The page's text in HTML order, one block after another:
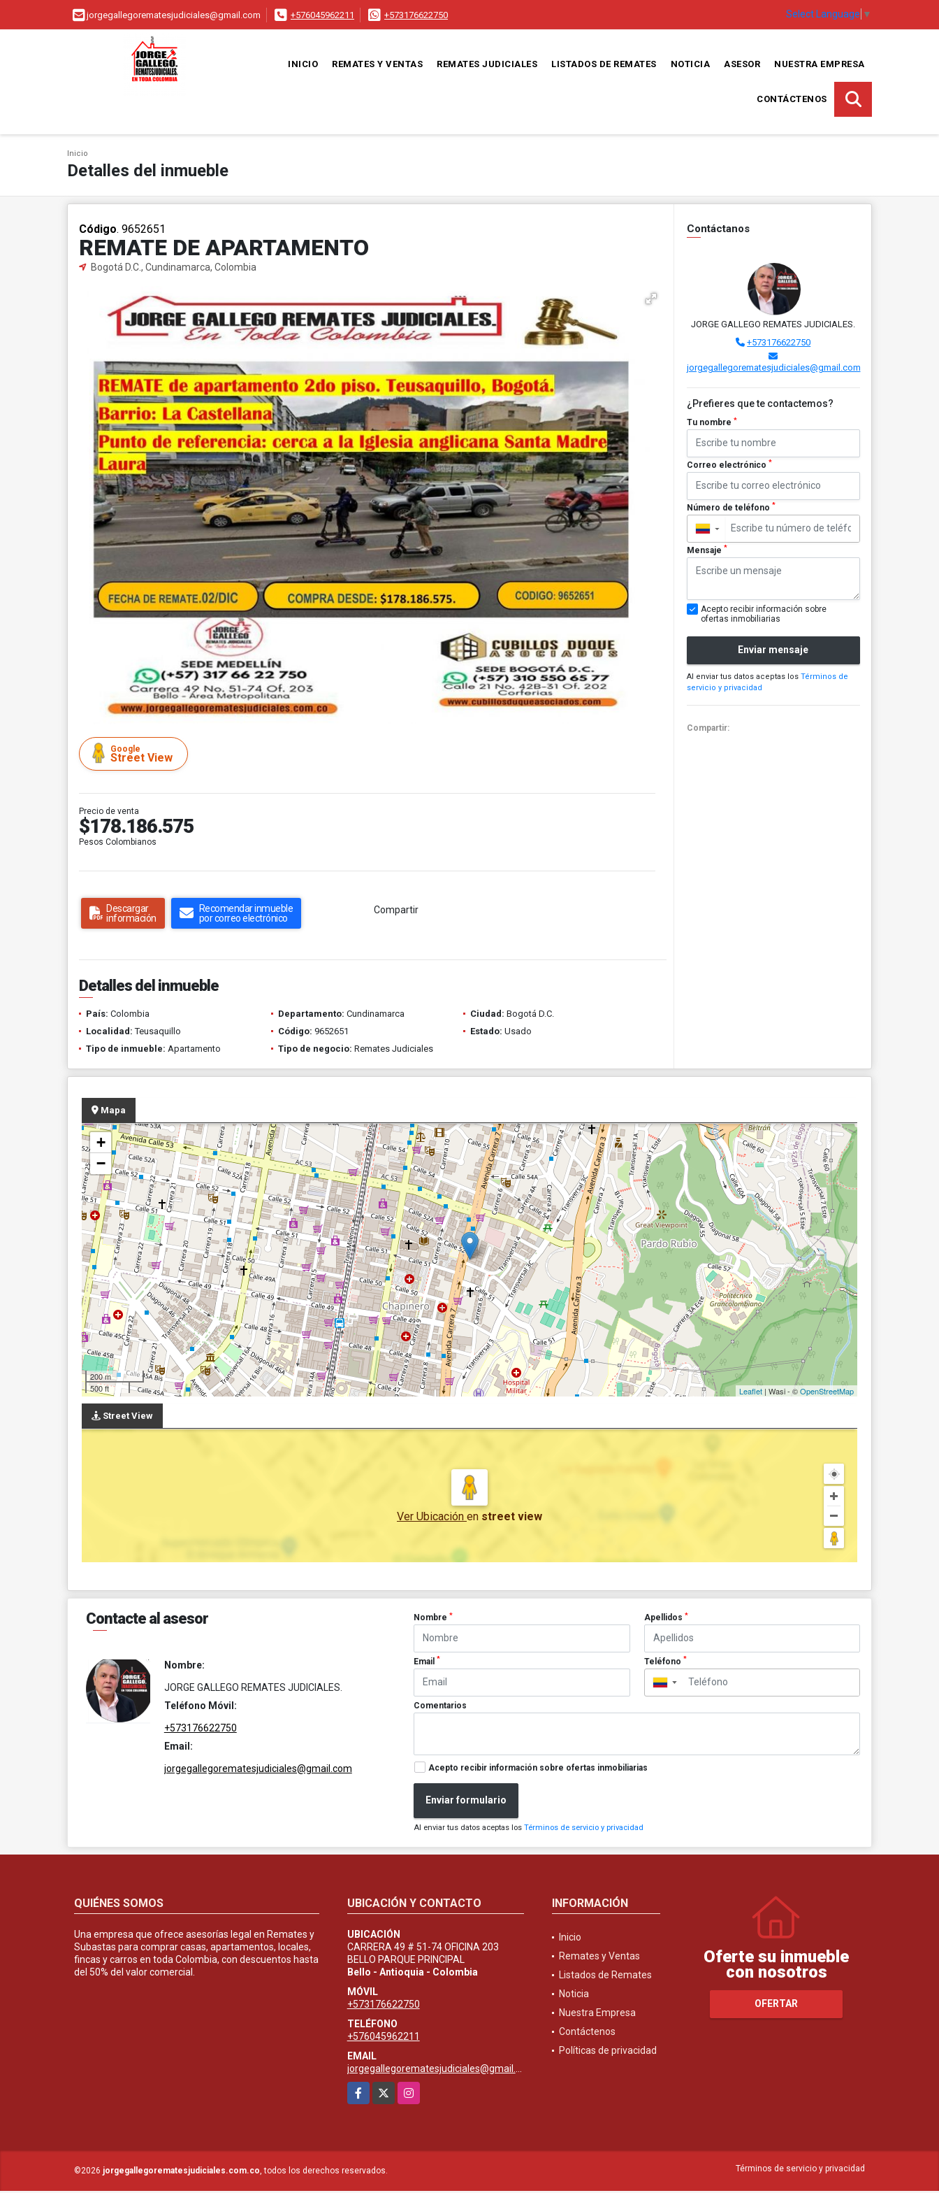
jorgegallegorematesjudiciales@gmail.com +576045962211 +573176622750 Select Language ▼
INICIO REMATES Y VENTAS REMATES JUDICIALES LISTADOS DE REMATES NOTICIA ASESOR NUESTRA EMPRESA
CONTÁCTENOS
Inicio
Detalles del inmueble
Código. 9652651
REMATE DE APARTAMENTO
Bogotá D.C., Cundinamarca, Colombia
Google
Street View
Precio de venta
$178.186.575
Pesos Colombianos
Descargar
información
Recomendar inmueble
por correo electrónico
Compartir
Detalles del inmueble
País: Colombia Departamento: Cundinamarca Ciudad: Bogotá D.C.
Localidad: Teusaquillo Código: 9652651 Estado: Usado
Tipo de inmueble: Apartamento Tipo de negocio: Remates Judiciales
Contáctanos
JORGE GALLEGO REMATES JUDICIALES.
+573176622750
jorgegallegorematesjudiciales@gmail.com
¿Prefieres que te contactemos?
Tu nombre *
Correo electrónico *
Número de teléfono *
▼
Mensaje *
Acepto recibir información sobre
ofertas inmobiliarias
Enviar mensaje
Al enviar tus datos aceptas los Términos de
servicio y privacidad
Compartir:
Mapa
+
−
200 m
500 ft
Leaflet | Wasi - ©OpenStreetMap
Street View
Ver Ubicación en street view
Contacte al asesor
Nombre:
JORGE GALLEGO REMATES JUDICIALES.
Teléfono Móvil:
+573176622750
Email:
jorgegallegorematesjudiciales@gmail.com
Nombre* Apellidos *
Email* Teléfono *
▼
Comentarios
Acepto recibir información sobre ofertas inmobiliarias
Enviar formulario
Al enviar tus datos aceptas losTérminos de servicio y privacidad
QUIÉNES SOMOS
Una empresa que ofrece asesorías legal en Remates y
Subastas para comprar casas, apartamentos, locales,
fincas y carros en toda Colombia, con descuentos hasta
del 50% del valor comercial.
UBICACIÓN Y CONTACTO
UBICACIÓN
CARRERA 49 # 51-74 OFICINA 203
BELLO PARQUE PRINCIPAL
Bello - Antioquia - Colombia
MÓVIL
+573176622750
TELÉFONO
+576045962211
EMAIL
jorgegallegorematesjudiciales@gmail.com
Facebook
Instagram
INFORMACIÓN
Inicio
Remates y Ventas
Listados de Remates
Noticia
Nuestra Empresa
Contáctenos
Políticas de privacidad
Oferte su inmueble
con nosotros
OFERTAR
©2026 jorgegallegorematesjudiciales.com.co, todos los derechos reservados. Términos de servicio y privacidad